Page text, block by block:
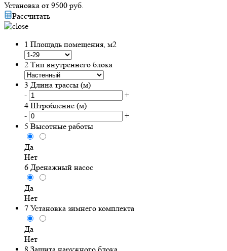
Установка от 9500 руб.
Рассчитать
1 Площадь помещения, м2
2 Тип внутреннего блока
3 Длина трассы (м)
-
+
4 Штробление (м)
-
+
5 Высотные работы
Да
Нет
6 Дренажный насос
Да
Нет
7 Установка зимнего комплекта
Да
Нет